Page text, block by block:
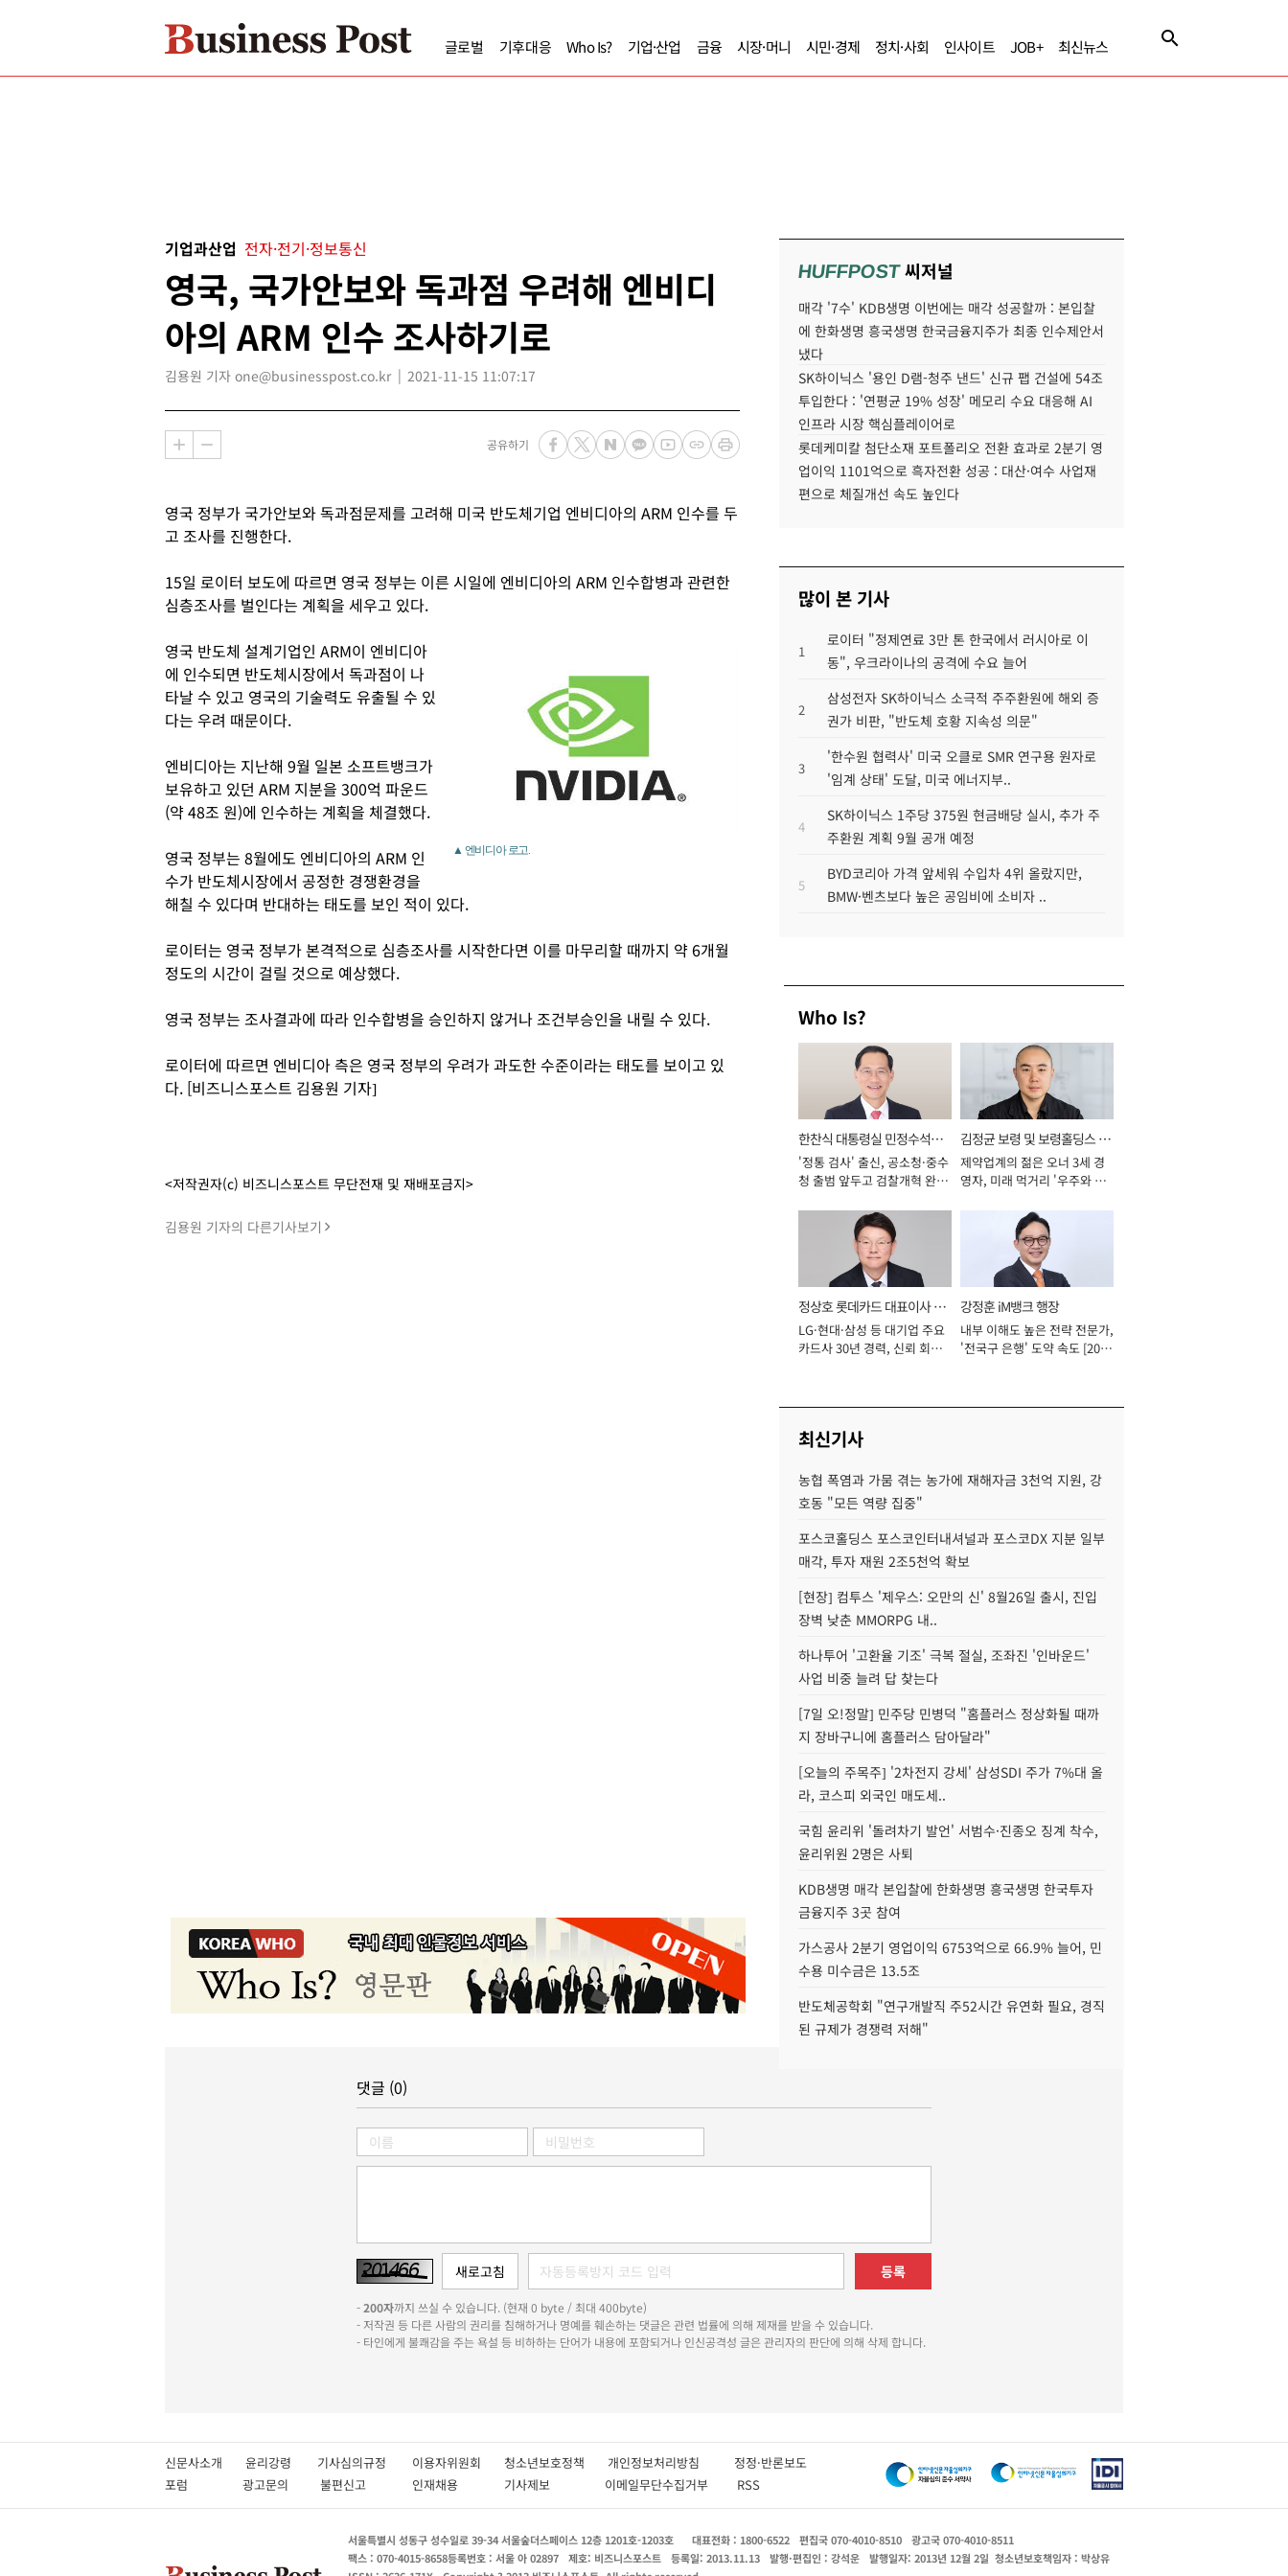
글로벌 기후대응 Who Is? 기업·산업 금융 시장·머니 시민·경제 정치·사회 인사이트 JOB+ 최신뉴스
기업과산업 전자·전기·정보통신
영국, 국가안보와 독과점 우려해 엔비디
아의 ARM 인수 조사하기로
김용원 기자 one@businesspost.co.kr 2021-11-15 11:07:17
공유하기
영국 정부가 국가안보와 독과점문제를 고려해 미국 반도체기업 엔비디아의 ARM 인수를 두
고 조사를 진행한다.
15일 로이터 보도에 따르면 영국 정부는 이른 시일에 엔비디아의 ARM 인수합병과 관련한
심층조사를 벌인다는 계획을 세우고 있다.
▲ 엔비디아 로고.
영국 반도체 설계기업인 ARM이 엔비디아
에 인수되면 반도체시장에서 독과점이 나
타날 수 있고 영국의 기술력도 유출될 수 있
다는 우려 때문이다.
엔비디아는 지난해 9월 일본 소프트뱅크가
보유하고 있던 ARM 지분을 300억 파운드
(약 48조 원)에 인수하는 계획을 체결했다.
영국 정부는 8월에도 엔비디아의 ARM 인
수가 반도체시장에서 공정한 경쟁환경을
해칠 수 있다며 반대하는 태도를 보인 적이 있다.
로이터는 영국 정부가 본격적으로 심층조사를 시작한다면 이를 마무리할 때까지 약 6개월
정도의 시간이 걸릴 것으로 예상했다.
영국 정부는 조사결과에 따라 인수합병을 승인하지 않거나 조건부승인을 내릴 수 있다.
로이터에 따르면 엔비디아 측은 영국 정부의 우려가 과도한 수준이라는 태도를 보이고 있
다. [비즈니스포스트 김용원 기자]
<저작권자(c) 비즈니스포스트 무단전재 및 재배포금지>
김용원 기자의 다른기사보기
HUFFPOST씨저널
매각 '7수' KDB생명 이번에는 매각 성공할까 : 본입찰
에 한화생명 흥국생명 한국금융지주가 최종 인수제안서
냈다
SK하이닉스 '용인 D램-청주 낸드' 신규 팹 건설에 54조
투입한다 : '연평균 19% 성장' 메모리 수요 대응해 AI
인프라 시장 핵심플레이어로
롯데케미칼 첨단소재 포트폴리오 전환 효과로 2분기 영
업이익 1101억으로 흑자전환 성공 : 대산·여수 사업재
편으로 체질개선 속도 높인다
많이 본 기사
1
로이터 "정제연료 3만 톤 한국에서 러시아로 이
동", 우크라이나의 공격에 수요 늘어
2
삼성전자 SK하이닉스 소극적 주주환원에 해외 증
권가 비판, "반도체 호황 지속성 의문"
3
'한수원 협력사' 미국 오클로 SMR 연구용 원자로
'임계 상태' 도달, 미국 에너지부..
4
SK하이닉스 1주당 375원 현금배당 실시, 추가 주
주환원 계획 9월 공개 예정
5
BYD코리아 가격 앞세워 수입차 4위 올랐지만,
BMW·벤츠보다 높은 공임비에 소비자 ..
Who Is?
한찬식 대통령실 민정수석비
서관
'정통 검사' 출신, 공소청·중수
청 출범 앞두고 검찰개혁 완수
김정균 보령 및 보령홀딩스 대
표이사 사장
제약업계의 젊은 오너 3세 경
영자, 미래 먹거리 '우주와 헬
정상호 롯데카드 대표이사 사
장
LG·현대·삼성 등 대기업 주요
카드사 30년 경력, 신뢰 회복
강정훈 iM뱅크 행장
내부 이해도 높은 전략 전문가,
'전국구 은행' 도약 속도 [2026
최신기사
농협 폭염과 가뭄 겪는 농가에 재해자금 3천억 지원, 강
호동 "모든 역량 집중"
포스코홀딩스 포스코인터내셔널과 포스코DX 지분 일부
매각, 투자 재원 2조5천억 확보
[현장] 컴투스 '제우스: 오만의 신' 8월26일 출시, 진입
장벽 낮춘 MMORPG 내..
하나투어 '고환율 기조' 극복 절실, 조좌진 '인바운드'
사업 비중 늘려 답 찾는다
[7일 오!정말] 민주당 민병덕 "홈플러스 정상화될 때까
지 장바구니에 홈플러스 담아달라"
[오늘의 주목주] '2차전지 강세' 삼성SDI 주가 7%대 올
라, 코스피 외국인 매도세..
국힘 윤리위 '돌려차기 발언' 서범수·진종오 징계 착수,
윤리위원 2명은 사퇴
KDB생명 매각 본입찰에 한화생명 흥국생명 한국투자
금융지주 3곳 참여
가스공사 2분기 영업이익 6753억으로 66.9% 늘어, 민
수용 미수금은 13.5조
반도체공학회 "연구개발직 주52시간 유연화 필요, 경직
된 규제가 경쟁력 저해"
댓글 (0)
등록
-200자까지 쓰실 수 있습니다. (현재 0 byte / 최대 400byte)
- 저작권 등 다른 사람의 권리를 침해하거나 명예를 훼손하는 댓글은 관련 법률에 의해 제재를 받을 수 있습니다.
- 타인에게 불쾌감을 주는 욕설 등 비하하는 단어가 내용에 포함되거나 인신공격성 글은 관리자의 판단에 의해 삭제 합니다.
신문사소개 윤리강령 기사심의규정 이용자위원회 청소년보호정책 개인정보처리방침 정정·반론보도
포럼
광고문의 불편신고 인재채용 기사제보 이메일무단수집거부 RSS
서울특별시 성동구 성수일로 39-34 서울숲더스페이스 12층 1201호-1203호 대표전화 : 1800-6522 편집국 070-4010-8510
광고국 070-4010-8511
팩스 : 070-4015-8658등록번호 : 서울 아 02897 제호: 비즈니스포스트 등록일: 2013.11.13 발행·편집인 : 강석운 발행일자: 2013년 12월 2일 청소년보호책임자 : 박상유